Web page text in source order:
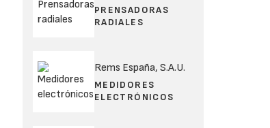
PRENSADORAS
RADIALES
Rems España, S.A.U.
MEDIDORES
ELECTRÓNICOS